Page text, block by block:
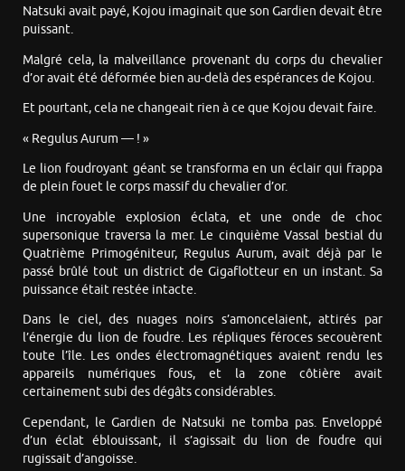
Natsuki avait payé, Kojou imaginait que son Gardien devait être
puissant.
Malgré cela, la malveillance provenant du corps du chevalier
d’or avait été déformée bien au-delà des espérances de Kojou.
Et pourtant, cela ne changeait rien à ce que Kojou devait faire.
« Regulus Aurum — ! »
Le lion foudroyant géant se transforma en un éclair qui frappa
de plein fouet le corps massif du chevalier d’or.
Une incroyable explosion éclata, et une onde de choc
supersonique traversa la mer. Le cinquième Vassal bestial du
Quatrième Primogéniteur, Regulus Aurum, avait déjà par le
passé brûlé tout un district de Gigaflotteur en un instant. Sa
puissance était restée intacte.
Dans le ciel, des nuages noirs s’amoncelaient, attirés par
l’énergie du lion de foudre. Les répliques féroces secouèrent
toute l’île. Les ondes électromagnétiques avaient rendu les
appareils numériques fous, et la zone côtière avait
certainement subi des dégâts considérables.
Cependant, le Gardien de Natsuki ne tomba pas. Enveloppé
d’un éclat éblouissant, il s’agissait du lion de foudre qui
rugissait d’angoisse.